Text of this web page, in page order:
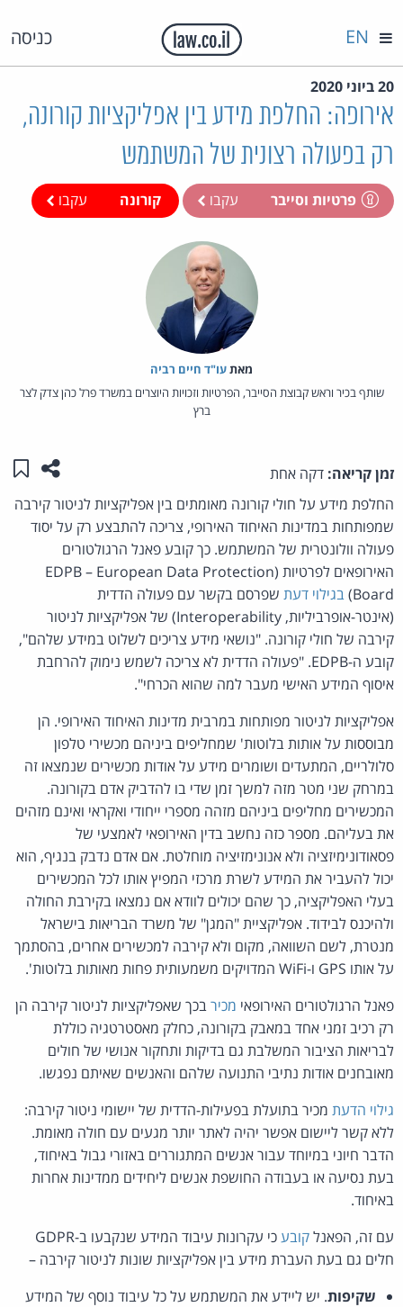
כניסה EN
20 ביוני 2020
אירופה: החלפת מידע בין אפליקציות קורונה,
רק בפעולה רצונית של המשתמש
פרטיות וסייבר עקבו קורונה עקבו
מאת‏עו"ד חיים רביה
שותף בכיר וראש קבוצת הסייבר, הפרטיות וזכויות היוצרים במשרד פרל כהן צדק לצר
ברץ
זמן קריאה: דקה אחת שתפו
החלפת מידע על חולי קורונה מאומתים בין אפליקציות לניטור קירבה
שמפותחות במדינות האיחוד האירופי, צריכה להתבצע רק על יסוד
פעולה וולונטרית של המשתמש. כך קובע פאנל הרגולטורים
האירופאים לפרטיות (EDPB – European Data Protection
Board) בגילוי דעת שפרסם בקשר עם פעולה הדדית
(אינטר-אופרביליות, Interoperability) של אפליקציות לניטור
קירבה של חולי קורונה. "נושאי מידע צריכים לשלוט במידע שלהם",
קובע ה-EDPB. "פעולה הדדית לא צריכה לשמש נימוק להרחבת
איסוף המידע האישי מעבר למה שהוא הכרחי".
אפליקציות לניטור מפותחות במרבית מדינות האיחוד האירופי. הן
מבוססות על אותות בלוטות' שמחליפים ביניהם מכשירי טלפון
סלולריים, המתעדים ושומרים מידע על אודות מכשירים שנמצאו זה
במרחק שני מטר מזה למשך זמן שדי בו להדביק אדם בקורונה.
המכשירים מחליפים ביניהם מזהה מספרי ייחודי ואקראי ואינם מזהים
את בעליהם. מספר כזה נחשב בדין האירופאי לאמצעי של
פסאודונימיזציה ולא אנונימזיציה מוחלטת. אם אדם נדבק בנגיף, הוא
יכול להעביר את המידע לשרת מרכזי המפיץ אותו לכל המכשירים
בעלי האפליקציה, כך שהם יכולים לוודא אם נמצאו בקירבת החולה
ולהיכנס לבידוד. אפליקציית "המגן" של משרד הבריאות בישראל
מנטרת, לשם השוואה, מקום ולא קירבה למכשירים אחרים, בהסתמך
על אותו GPS ו-WiFi המדויקים משמעותית פחות מאותות בלוטות'.
פאנל הרגולטורים האירופאי מכירבכך שאפליקציות לניטור קירבה הן
רק רכיב זמני אחד במאבק בקורונה, כחלק מאסטרטגיה כוללת
לבריאות הציבור המשלבת גם בדיקות ותחקור אנושי של חולים
מאובחנים אודות נתיבי התנועה שלהם והאנשים שאיתם נפגשו.
גילוי הדעת מכיר בתועלת בפעילות-הדדית של יישומי ניטור קירבה:
ללא קשר ליישום אפשר יהיה לאתר יותר מגעים עם חולה מאומת.
הדבר חיוני במיוחד עבור אנשים המתגוררים באזורי גבול באיחוד,
בעת נסיעה או בעבודה החושפת אנשים ליחידים ממדינות אחרות
באיחוד.
עם זה, הפאנלקובע
כי עקרונות עיבוד המידע שנקבעו ב-GDPR
חלים גם בעת העברת מידע בין אפליקציות שונות לניטור קירבה –
שקיפות. יש ליידע את המשתמש על כל עיבוד נוסף של המידע